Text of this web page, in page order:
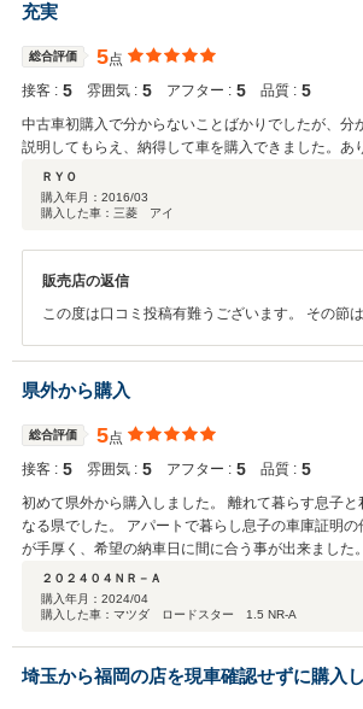
充実
総合評価 5点
接客 : 5 雰囲気 : 5 アフター : 5 品質 : 5
中古車初購入で分からないことばかりでしたが、分
説明してもらえ、納得して車を購入できました。あ
ＲＹＯ
購入年月： 2016/03
購入した車：三菱 アイ
販売店の返信
この度は口コミ投稿有難うございます。 その節は大変お世話になりま
県外から購入
総合評価 5点
接客 : 5 雰囲気 : 5 アフター : 5 品質 : 5
初めて県外から購入しました。 離れて暮らす息子
なる県でした。 アパートで暮らし息子の車庫証明
が手厚く、希望の納車日に間に合う事が出来ました
ーツ(小物)を直送させて頂き、取り付けも簡単な物
頂きました。 希望した納車日はGW中で本来ならお
まで迎えに来て頂くと言う対応までして頂きました
２０２４０４ＮＲ－Ａ
購入年月： 2024/04
購入した車：マツダ ロードスター 1.5 NR-A
埼玉から福岡の店を現車確認せずに購入